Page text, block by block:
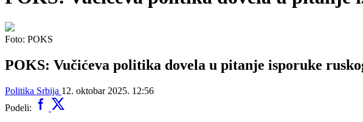
Foto: POKS
POKS: Vučićeva politika dovela u pitanje isporuke
Politika Srbija 12. oktobar 2025. 12:56
Podeli: